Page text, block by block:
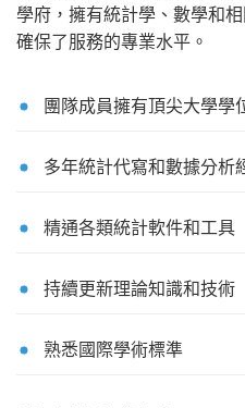
學府，擁有統計學、數學和
確保了服務的專業水平。
團隊成員擁有頂尖大學學
多年統計代寫和數據分析
精通各類統計軟件和工具
持續更新理論知識和技術
熟悉國際學術標準